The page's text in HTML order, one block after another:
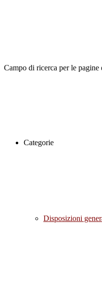
Campo di ricerca per le pagine
Categorie
Disposizioni